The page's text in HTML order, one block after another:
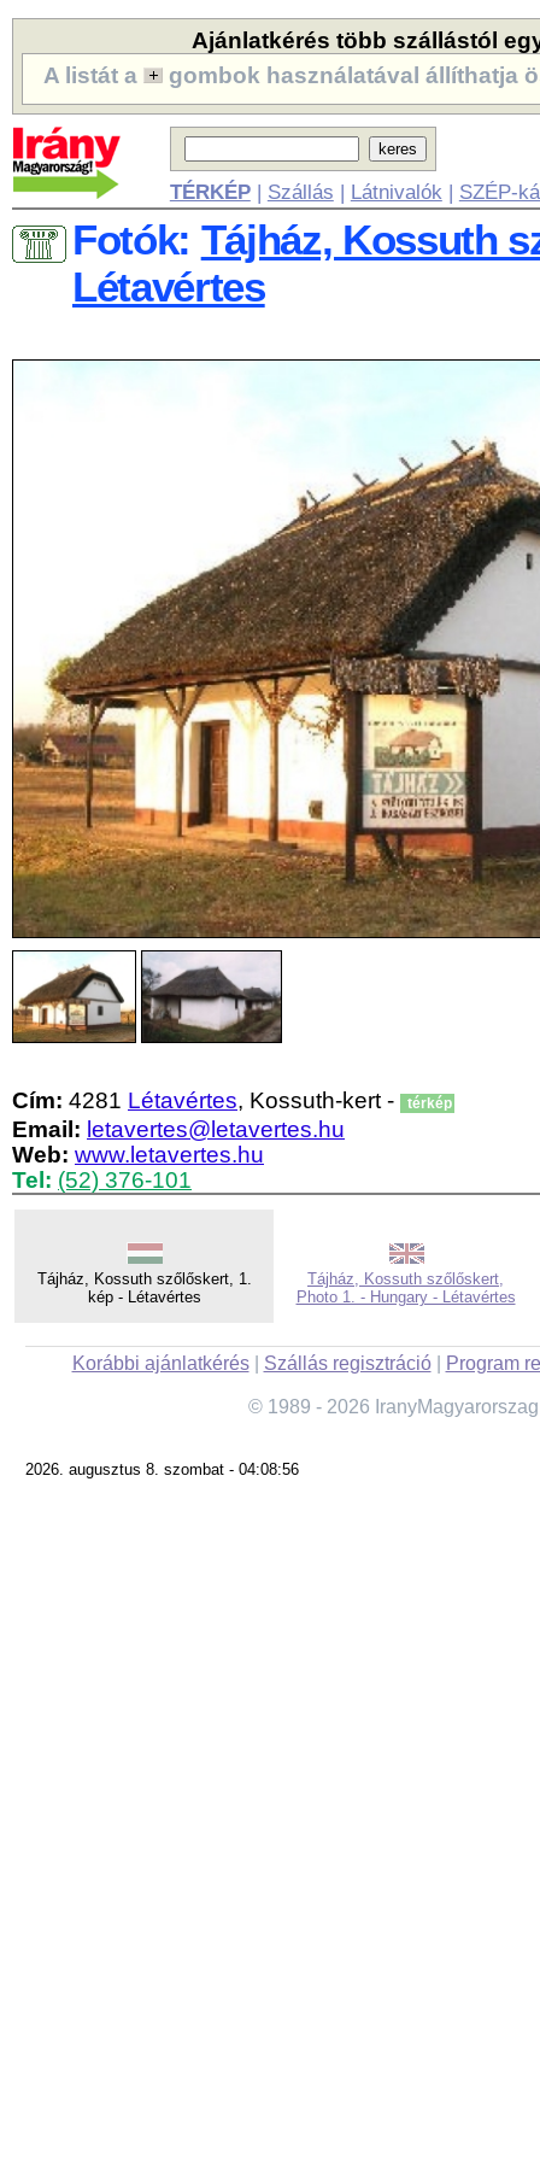
Ajánlatkérés több szállástól
A listát a
gombok használatával állíthatja
TÉRKÉP| Szállás | Látnivalók | SZÉP-
Fotók: Tájház, Kossuth
Létavértes
Cím: 4281 Létavértes, Kossuth-kert - térkép
Email: letavertes@letavertes.hu
Web: www.letavertes.hu
Tel: (52) 376-101
Tájház, Kossuth szőlőskert, 1.
kép - Létavértes
Tájház, Kossuth szőlőskert,
Photo 1. - Hungary - Létavértes
Korábbi ajánlatkérés| Szállás regisztráció| Program
© 1989 - 2026
2026. augusztus 8. szombat - 04:08:56